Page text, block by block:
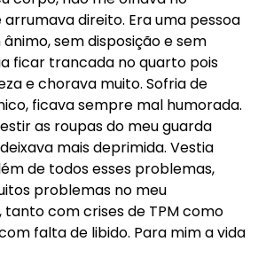
direito. Era uma pessoa
sem disposição e sem
ficar trancada no quarto pois
e chorava muito. Sofria de
ficava sempre mal humorada.
as roupas do meu guarda
mais deprimida. Vestia
de todos esses problemas,
problemas no meu
com crises de TPM como
falta de libido. Para mim a vida